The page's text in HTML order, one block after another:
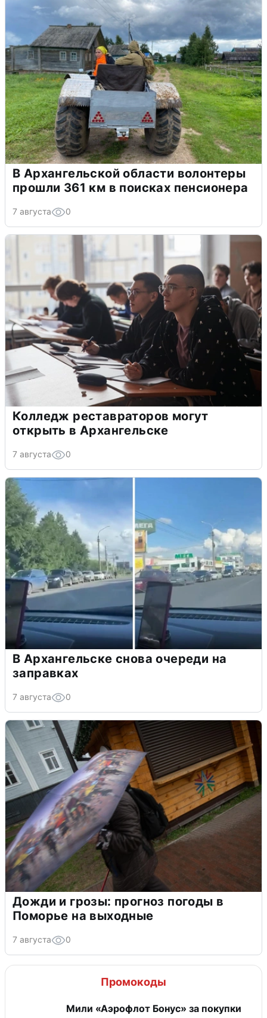
В Архангельской области волонтеры
прошли 361 км в поисках пенсионера
7 августа 0
Колледж реставраторов могут
открыть в Архангельске
7 августа 0
В Архангельске снова очереди на
заправках
7 августа 0
Дожди и грозы: прогноз погоды в
Поморье на выходные
7 августа 0
Промокоды
Мили «Аэрофлот Бонус» за покупки